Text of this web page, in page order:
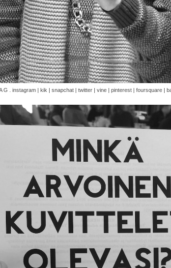
G . instagram | kik | snapchat | twitter | vine | pinterest | foursquare |